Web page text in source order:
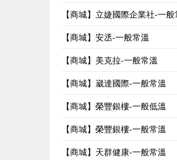
【商城】立婕國際企業社-一般
【商城】安丞-一般常溫
【商城】美克拉-一般常溫
【商城】崴達國際-一般常溫
【商城】榮豐銀樓-一般低溫
【商城】榮豐銀樓-一般常溫
【商城】天群健康-一般常溫